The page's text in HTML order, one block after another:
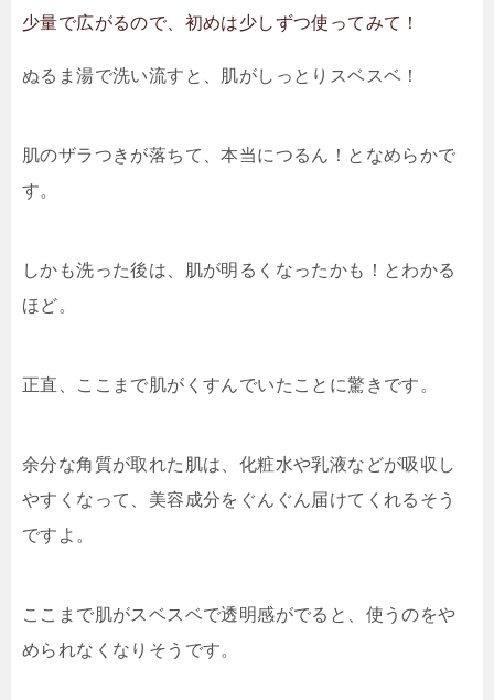
少量で広がるので、初めは少しずつ使ってみて！
ぬるま湯で洗い流すと、肌がしっとりスベスベ！
肌のザラつきが落ちて、本当につるん！となめらかで
す。
しかも洗った後は、肌が明るくなったかも！とわかる
ほど。
正直、ここまで肌がくすんでいたことに驚きです。
余分な角質が取れた肌は、化粧水や乳液などが吸収し
やすくなって、美容成分をぐんぐん届けてくれるそう
ですよ。
ここまで肌がスベスベで透明感がでると、使うのをや
められなくなりそうです。